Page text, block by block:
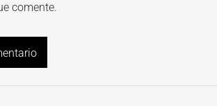
comente.